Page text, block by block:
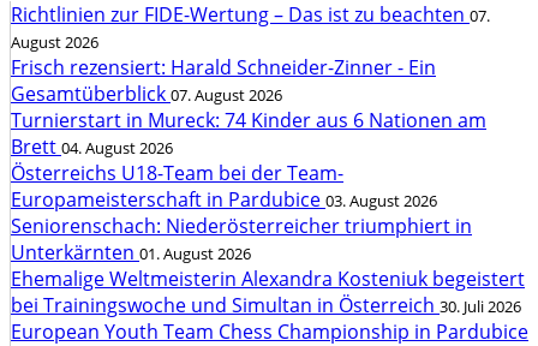
Richtlinien zur FIDE-Wertung – Das ist zu beachten 07.
August 2026
Frisch rezensiert: Harald Schneider-Zinner - Ein
Gesamtüberblick 07. August 2026
Turnierstart in Mureck: 74 Kinder aus 6 Nationen am
Brett 04. August 2026
Österreichs U18-Team bei der Team-
Europameisterschaft in Pardubice 03. August 2026
Seniorenschach: Niederösterreicher triumphiert in
Unterkärnten 01. August 2026
Ehemalige Weltmeisterin Alexandra Kosteniuk begeistert
bei Trainingswoche und Simultan in Österreich 30. Juli 2026
European Youth Team Chess Championship in Pardubice